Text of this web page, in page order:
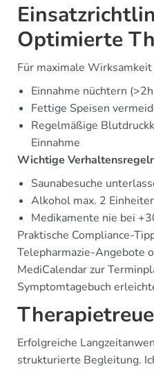
Optimierte
Für maximale Wirksamkeit
Einnahme nüchtern
Fettige Speisen
Regelmäßige
Einnahme
Wichtige
Saunabesuche
Alkohol max. 2
Medikamente nie bei
Praktische Compliance-
Telepharmazie-Angebote
MediCalendar zur
Symptomtagebuch
Erfolgreiche
strukturierte Begleitung.